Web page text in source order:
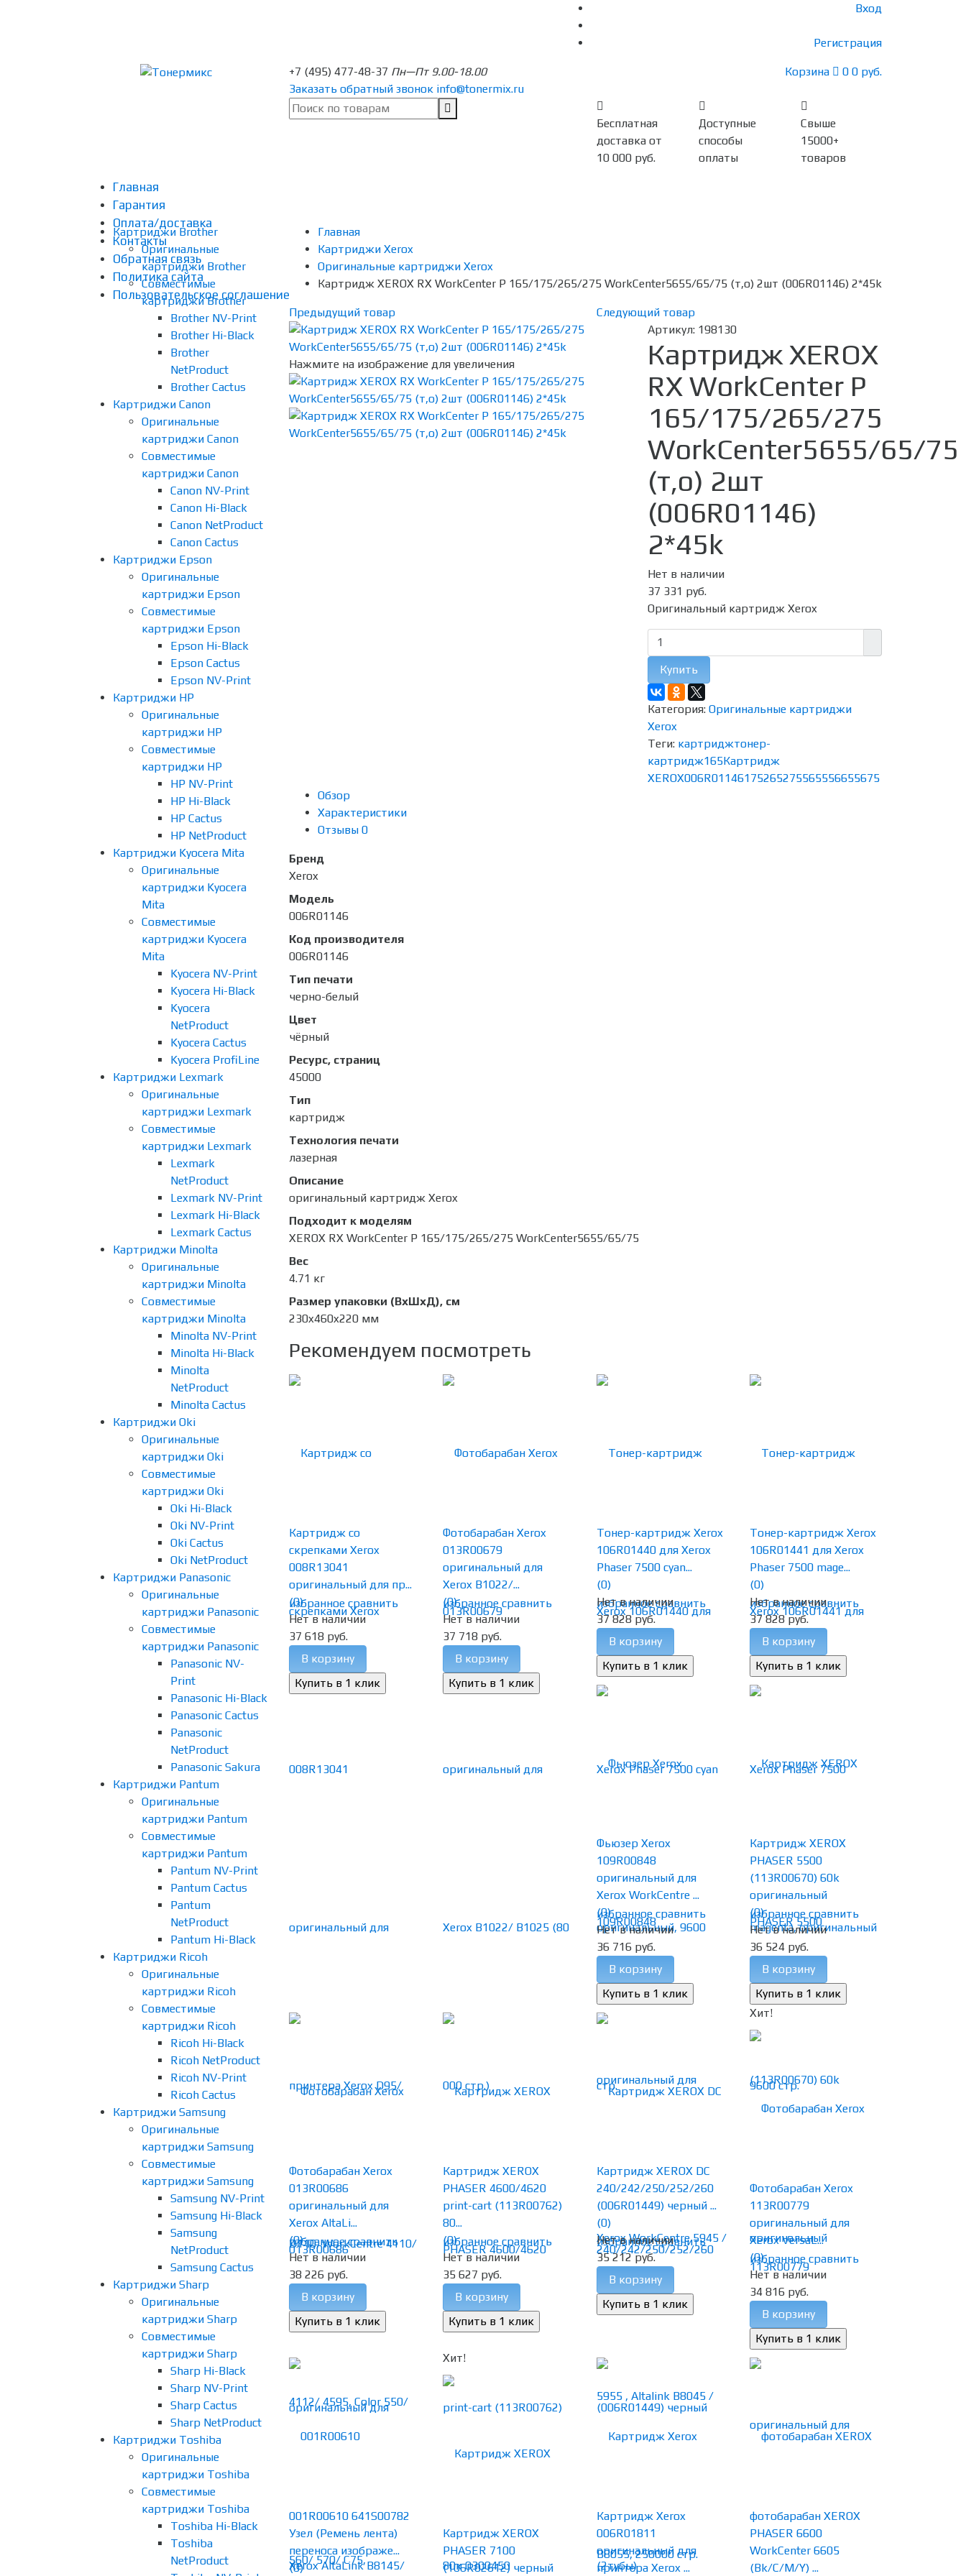
Вход
Регистрация
+7 (495) 477-48-37 Пн—Пт 9.00-18.00
Заказать обратный звонок info@tonermix.ru
Корзина 0 0 руб.
Бесплатная
доставка от
10 000 руб.
Доступные
способы
оплаты
Свыше
15000+
товаров
Главная
Гарантия
Оплата/доставка
Контакты
Обратная связь
Политика сайта
Пользовательское соглашение
Картриджи Brother
Оригинальные
картриджи Brother
Совместимые
картриджи Brother
Brother NV-Print
Brother Hi-Black
Brother
NetProduct
Brother Cactus
Картриджи Canon
Оригинальные
картриджи Canon
Совместимые
картриджи Canon
Canon NV-Print
Canon Hi-Black
Canon NetProduct
Canon Cactus
Картриджи Epson
Оригинальные
картриджи Epson
Совместимые
картриджи Epson
Epson Hi-Black
Epson Cactus
Epson NV-Print
Картриджи HP
Оригинальные
картриджи HP
Совместимые
картриджи HP
HP NV-Print
HP Hi-Black
HP Cactus
HP NetProduct
Картриджи Kyocera Mita
Оригинальные
картриджи Kyocera
Mita
Совместимые
картриджи Kyocera
Mita
Kyocera NV-Print
Kyocera Hi-Black
Kyocera
NetProduct
Kyocera Cactus
Kyocera ProfiLine
Картриджи Lexmark
Оригинальные
картриджи Lexmark
Совместимые
картриджи Lexmark
Lexmark
NetProduct
Lexmark NV-Print
Lexmark Hi-Black
Lexmark Cactus
Картриджи Minolta
Оригинальные
картриджи Minolta
Совместимые
картриджи Minolta
Minolta NV-Print
Minolta Hi-Black
Minolta
NetProduct
Minolta Cactus
Картриджи Oki
Оригинальные
картриджи Oki
Совместимые
картриджи Oki
Oki Hi-Black
Oki NV-Print
Oki Cactus
Oki NetProduct
Картриджи Panasonic
Оригинальные
картриджи Panasonic
Совместимые
картриджи Panasonic
Panasonic NV-
Print
Panasonic Hi-Black
Panasonic Cactus
Panasonic
NetProduct
Panasonic Sakura
Картриджи Pantum
Оригинальные
картриджи Pantum
Совместимые
картриджи Pantum
Pantum NV-Print
Pantum Cactus
Pantum
NetProduct
Pantum Hi-Black
Картриджи Ricoh
Оригинальные
картриджи Ricoh
Совместимые
картриджи Ricoh
Ricoh Hi-Black
Ricoh NetProduct
Ricoh NV-Print
Ricoh Cactus
Картриджи Samsung
Оригинальные
картриджи Samsung
Совместимые
картриджи Samsung
Samsung NV-Print
Samsung Hi-Black
Samsung
NetProduct
Samsung Cactus
Картриджи Sharp
Оригинальные
картриджи Sharp
Совместимые
картриджи Sharp
Sharp Hi-Black
Sharp NV-Print
Sharp Cactus
Sharp NetProduct
Картриджи Toshiba
Оригинальные
картриджи Toshiba
Совместимые
картриджи Toshiba
Toshiba Hi-Black
Toshiba
NetProduct
Главная
Картриджи Xerox
Оригинальные картриджи Xerox
Картридж XEROX RX WorkCenter P 165/175/265/275 WorkCenter5655/65/75 (т,о) 2шт (006R01146) 2*45k
Предыдущий товар Следующий товар
Нажмите на изображение для увеличения
Артикул: 198130
Картридж XEROX
RX WorkCenter P
165/175/265/275
WorkCenter5655/65/75
(т,о) 2шт
(006R01146)
2*45k
Нет в наличии
37 331 руб.
Оригинальный картридж Xerox
Купить
Категория: Оригинальные картриджи
Xerox
Теги: картриджтонер-
картридж165Картридж
XEROX006R01146175265275565556655675
Обзор
Характеристики
Отзывы 0
Бренд
Xerox
Модель
006R01146
Код производителя
006R01146
Тип печати
черно-белый
Цвет
чёрный
Ресурс, страниц
45000
Тип
картридж
Технология печати
лазерная
Описание
оригинальный картридж Xerox
Подходит к моделям
XEROX RX WorkCenter P 165/175/265/275 WorkCenter5655/65/75
Вес
4.71 кг
Размер упаковки (ВхШхД), см
230x460x220 мм
Рекомендуем посмотреть
избранное сравнить
Картридж со
скрепками Xerox
008R13041
оригинальный для пр...
(0)
Нет в наличии
37 618 руб.
В корзину
избранное сравнить
Фотобарабан Xerox
013R00679
оригинальный для
Xerox B1022/...
(0)
Нет в наличии
37 718 руб.
В корзину
избранное сравнить
Тонер-картридж Xerox
106R01440 для Xerox
Phaser 7500 cyan...
(0)
Нет в наличии
37 828 руб.
В корзину
избранное сравнить
Тонер-картридж Xerox
106R01441 для Xerox
Phaser 7500 mage...
(0)
Нет в наличии
37 828 руб.
В корзину
избранное сравнить
Фьюзер Xerox
109R00848
оригинальный для
Xerox WorkCentre ...
(0)
Нет в наличии
36 716 руб.
В корзину
избранное сравнить
Картридж XEROX
PHASER 5500
(113R00670) 60k
оригинальный
(0)
Нет в наличии
36 524 руб.
В корзину
избранное сравнить
Фотобарабан Xerox
013R00686
оригинальный для
Xerox AltaLi...
(0)
Нет в наличии
38 226 руб.
В корзину
избранное сравнить
Картридж XEROX
PHASER 4600/4620
print-cart (113R00762)
80...
(0)
Нет в наличии
35 627 руб.
В корзину
избранное сравнить
Картридж XEROX DC
240/242/250/252/260
(006R01449) черный ...
(0)
Нет в наличии
35 212 руб.
В корзину
Хит!
избранное сравнить
Фотобарабан Xerox
113R00779
оригинальный для
Xerox VersaL...
(0)
Нет в наличии
34 816 руб.
В корзину
001R00610 641S00782
Узел (Ремень лента)
переноса изображе...
(0)
Хит!
Картридж XEROX
PHASER 7100
(106R02612) черный
Картридж Xerox
006R01811
оригинальный для
принтера Xerox ...
фотобарабан XEROX
PHASER 6600
WorkCenter 6605
(Bk/C/M/Y) ...